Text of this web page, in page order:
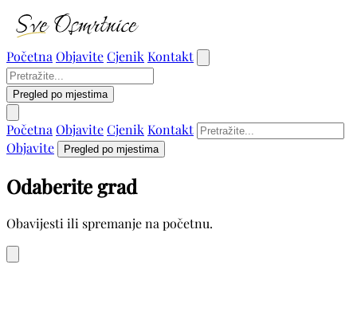
Početna ObjaviteCjenik Kontakt
Pregled po mjestima
Početna ObjaviteCjenik Kontakt
Objavite
Pregled po mjestima
Odaberite grad
Obavijesti ili spremanje na početnu.